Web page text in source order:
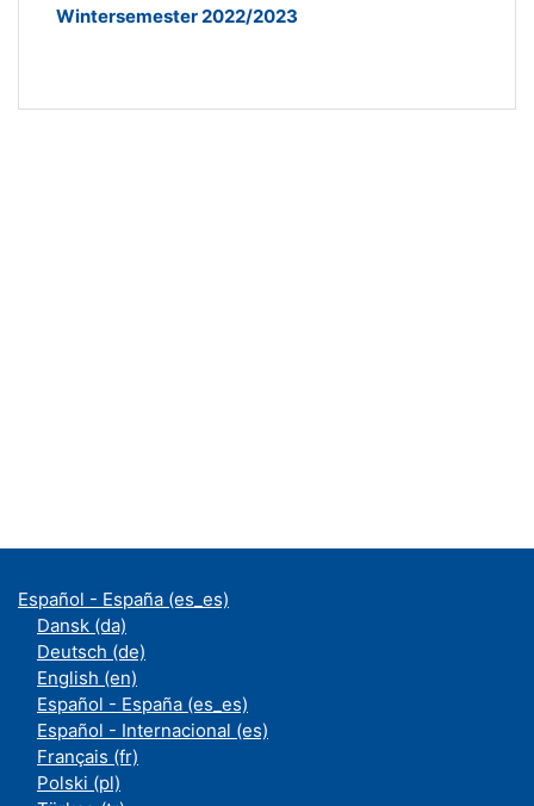
Wintersemester 2022/2023
Español - España ‎(es_es)‎
Dansk ‎(da)‎
Deutsch ‎(de)‎
English ‎(en)‎
Español - España ‎(es_es)‎
Español - Internacional ‎(es)‎
Français ‎(fr)‎
Polski ‎(pl)‎